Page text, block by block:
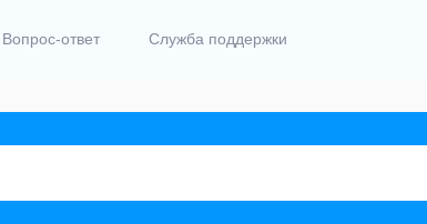
Вопрос-ответ Служба поддержки